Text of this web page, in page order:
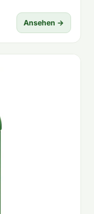
Ansehen →